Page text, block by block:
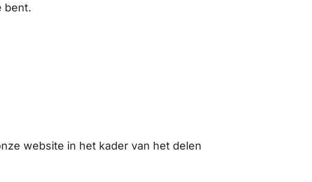
bent.
website in het kader van het delen